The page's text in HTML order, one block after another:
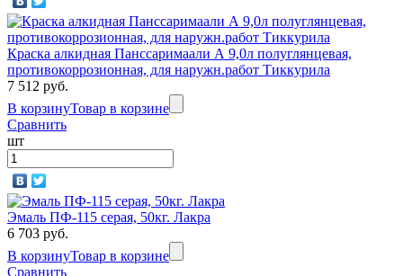
Краска алкидная Панссаримаали А 9,0л полуглянцевая,
противокоррозионная, для наружн.работ Тиккурила
7 512 руб.
В корзинуТовар в корзине
Сравнить
шт
Эмаль ПФ-115 серая, 50кг. Лакра
6 703 руб.
В корзинуТовар в корзине
Сравнить